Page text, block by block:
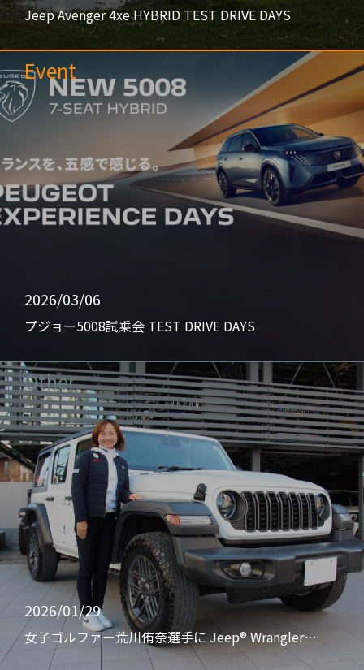
Jeep Avenger 4xe HYBRID TEST DRIVE DAYS
Event
2026/03/06
プジョー5008試乗会 TEST DRIVE DAYS
Other
2026/01/29
女子ゴルファー荒川侑奈選手に Jeep® Wrangler…